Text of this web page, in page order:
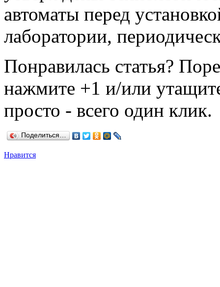
автоматы перед
лаборатории,
Понравилась статья?
нажмите +1 и/или
просто - всего один клик.
Поделиться…
Нравится